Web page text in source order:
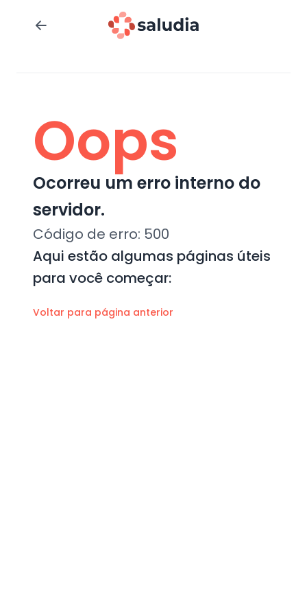
Oops
Ocorreu um erro interno do
servidor.
Código de erro: 500
Aqui estão algumas páginas úteis
para você começar:
Voltar para página anterior